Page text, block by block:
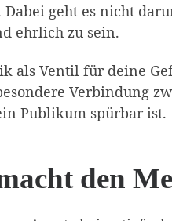
Dabei geht es nicht
ehrlich zu sein.
als Ventil für deine
Verbindung
Publikum spürbar ist.
den